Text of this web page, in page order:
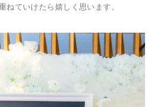
ねていけたら嬉しく思います。